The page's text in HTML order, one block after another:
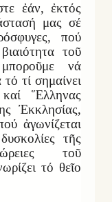
ἐάν, ἐκτός
μας σέ
πού
τοῦ
νά
τί σημαίνει
καί Ἕλληνας
Ἐκκλησίας,
ἀγωνίζεται
τῆς
τοῦ
τό θεῖο